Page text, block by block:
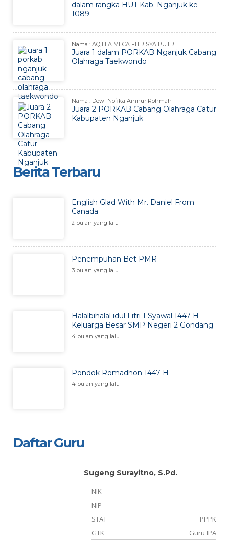
dalam rangka HUT Kab. Nganjuk ke-
1089
Nama : AQILLA MECA FITRISYA PUTRI
Juara 1 dalam PORKAB Nganjuk Cabang
Olahraga Taekwondo
Nama : Dewi Nofika Ainnur Rohmah
Juara 2 PORKAB Cabang Olahraga Catur
Kabupaten Nganjuk
Berita Terbaru
English Glad With Mr. Daniel From
Canada
2 bulan yang lalu
Penempuhan Bet PMR
3 bulan yang lalu
Halalbihalal idul Fitri 1 Syawal 1447 H
Keluarga Besar SMP Negeri 2 Gondang
4 bulan yang lalu
Pondok Romadhon 1447 H
4 bulan yang lalu
Daftar Guru
Sugeng Surayitno, S.Pd.
NIK
NIP
STAT
PPPK
GTK
Guru IPA